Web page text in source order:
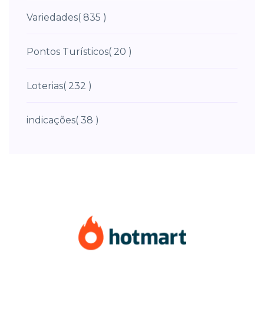
Variedades( 835 )
Pontos Turísticos( 20 )
Loterias( 232 )
indicações( 38 )